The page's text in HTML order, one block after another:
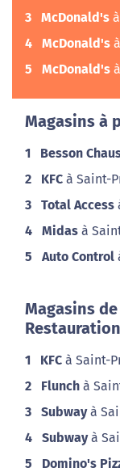
3 McDonald's
4 McDonald's
5 McDonald's
Magasins à
1 Besson
2 KFC à Saint-
3 Total Access
4 Midas à
5 Auto Control
Magasins
1 KFC à Saint-
2 Flunch à
3 Subwayà
4 Subwayà
5 Domino's